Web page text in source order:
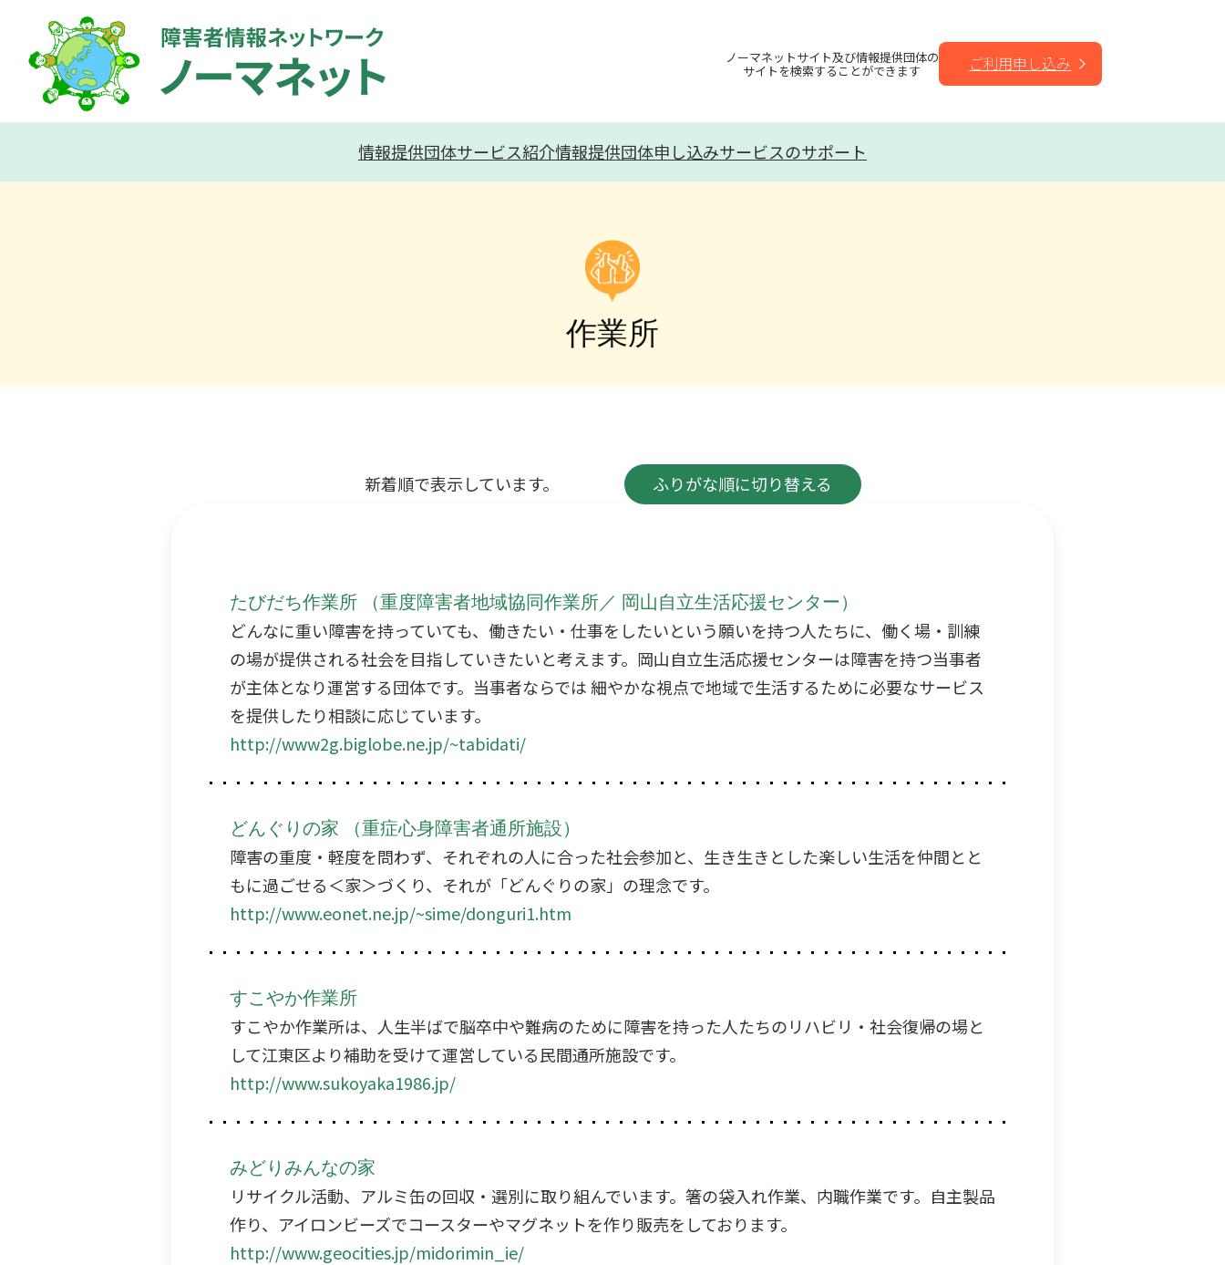
キ
プ
ノーマネットサイト及び情報提供団体の
サイトを検索することができます ご利用申し込み
情報提供団体サービス紹介情報提供団体申し込みサービスのサポート
作業所
新着順で表示しています。 ふりがな順に切り替える
たびだち作業所 （重度障害者地域協同作業所／ 岡山自立生活応援センター）
どんなに重い障害を持っていても、働きたい・仕事をしたいという願いを持つ人たちに、働く場・訓練
の場が提供される社会を目指していきたいと考えます。岡山自立生活応援センターは障害を持つ当事者
が主体となり運営する団体です。当事者ならでは 細やかな視点で地域で生活するために必要なサービス
を提供したり相談に応じています。
http://www2g.biglobe.ne.jp/~tabidati/
どんぐりの家 （重症心身障害者通所施設）
障害の重度・軽度を問わず、それぞれの人に合った社会参加と、生き生きとした楽しい生活を仲間とと
もに過ごせる＜家＞づくり、それが「どんぐりの家」の理念です。
http://www.eonet.ne.jp/~sime/donguri1.htm
すこやか作業所
すこやか作業所は、人生半ばで脳卒中や難病のために障害を持った人たちのリハビリ・社会復帰の場と
して江東区より補助を受けて運営している民間通所施設です。
http://www.sukoyaka1986.jp/
みどりみんなの家
リサイクル活動、アルミ缶の回収・選別に取り組んでいます。箸の袋入れ作業、内職作業です。自主製品
作り、アイロンビーズでコースターやマグネットを作り販売をしております。
http://www.geocities.jp/midorimin_ie/